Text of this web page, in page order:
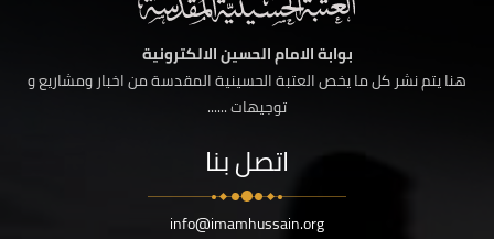
بوابة الامام الحسين الالكترونية
هنا يتم نشر كل ما يخص العتبة الحسينية المقدسة من اخبار ومشاريع و
توجيهات ......
اتصل بنا
info@imamhussain.org